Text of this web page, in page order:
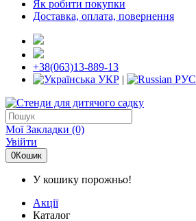
Як робити покупки
Доставка, оплата, повернення
+38(063)13-889-13
УКР | РУС
Мої Закладки (0)
Увійти
0Кошик
У кошику порожньо!
Акції
Каталог